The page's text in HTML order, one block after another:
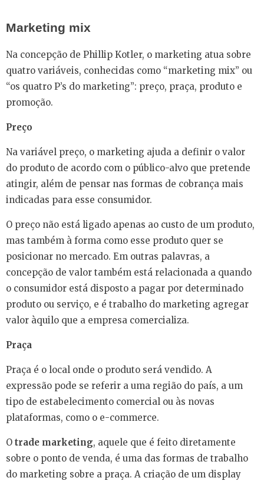
Marketing mix
Na concepção de Phillip Kotler, o marketing atua sobre
quatro variáveis, conhecidas como “marketing mix” ou
“os quatro P’s do marketing”: preço, praça, produto e
promoção.
Preço
Na variável preço, o marketing ajuda a definir o valor
do produto de acordo com o público-alvo que pretende
atingir, além de pensar nas formas de cobrança mais
indicadas para esse consumidor.
O preço não está ligado apenas ao custo de um produto,
mas também à forma como esse produto quer se
posicionar no mercado. Em outras palavras, a
concepção de valor também está relacionada a quando
o consumidor está disposto a pagar por determinado
produto ou serviço, e é trabalho do marketing agregar
valor àquilo que a empresa comercializa.
Praça
Praça é o local onde o produto será vendido. A
expressão pode se referir a uma região do país, a um
tipo de estabelecimento comercial ou às novas
plataformas, como o e-commerce.
O trade marketing, aquele que é feito diretamente
sobre o ponto de venda, é uma das formas de trabalho
do marketing sobre a praça. A criação de um display